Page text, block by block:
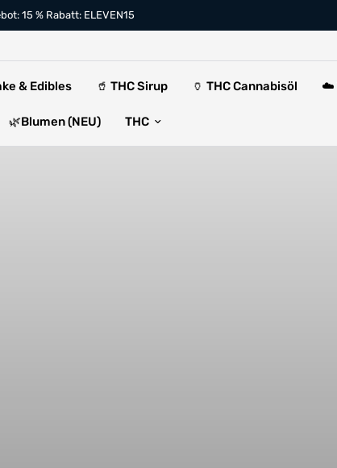
15 % Rabatt: ELEVEN15
& Edibles 🥤 THC Sirup 🏺 THC Cannabisöl ☁️
🌿Blumen (NEU) THC